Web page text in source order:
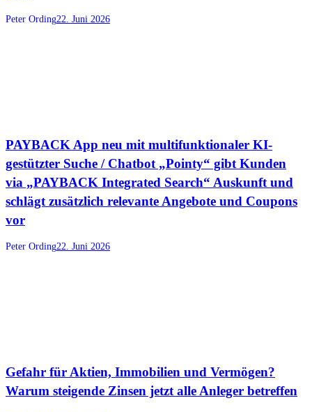
Peter Ording22. Juni 2026
PAYBACK App neu mit multifunktionaler KI-
gestützter Suche / Chatbot „Pointy“ gibt Kunden
via „PAYBACK Integrated Search“ Auskunft und
schlägt zusätzlich relevante Angebote und Coupons
vor
Peter Ording22. Juni 2026
Gefahr für Aktien, Immobilien und Vermögen?
Warum steigende Zinsen jetzt alle Anleger betreffen